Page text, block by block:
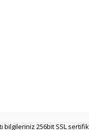
bilgileriniz 256bit SSL